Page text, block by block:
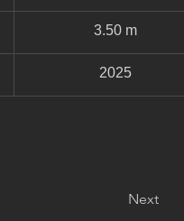
3.50 m
2025
Next